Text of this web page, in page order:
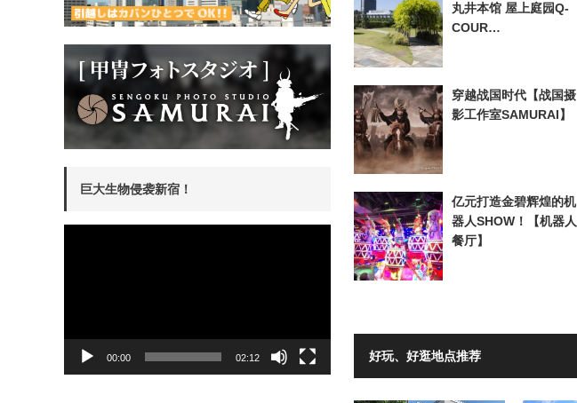
丸井本馆 屋上庭园Q-
COUR…
穿越战国时代【战国摄
影工作室SAMURAI】
亿元打造金碧辉煌的机
器人SHOW！【机器人
餐厅】
好玩、好逛地点推荐
巨大生物侵袭新宿！
00:00 02:12